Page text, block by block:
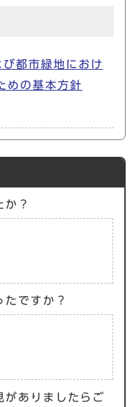
都市緑地におけ
めの基本方針
か？
たですか？
がありましたらご